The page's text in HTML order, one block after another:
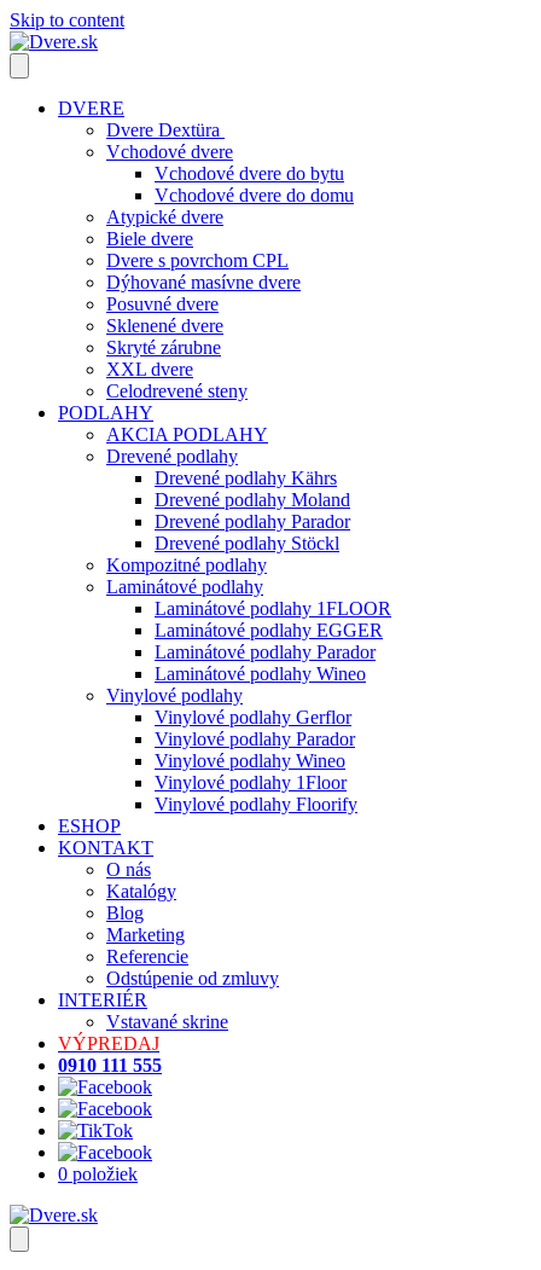
Skip to content
DVERE
Dvere Dextüra
Vchodové dvere
Vchodové dvere do bytu
Vchodové dvere do domu
Atypické dvere
Biele dvere
Dvere s povrchom CPL
Dýhované masívne dvere
Posuvné dvere
Sklenené dvere
Skryté zárubne
XXL dvere
Celodrevené steny
PODLAHY
AKCIA PODLAHY
Drevené podlahy
Drevené podlahy Kährs
Drevené podlahy Moland
Drevené podlahy Parador
Drevené podlahy Stöckl
Kompozitné podlahy
Laminátové podlahy
Laminátové podlahy 1FLOOR
Laminátové podlahy EGGER
Laminátové podlahy Parador
Laminátové podlahy Wineo
Vinylové podlahy
Vinylové podlahy Gerflor
Vinylové podlahy Parador
Vinylové podlahy Wineo
Vinylové podlahy 1Floor
Vinylové podlahy Floorify
ESHOP
KONTAKT
O nás
Katalógy
Blog
Marketing
Referencie
Odstúpenie od zmluvy
INTERIÉR
Vstavané skrine
VÝPREDAJ
0910 111 555
0 položiek